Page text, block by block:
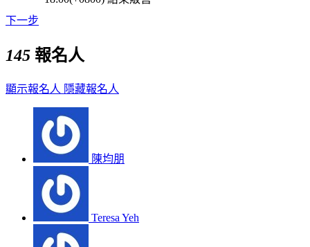
下一步
145 報名人
顯示報名人 隱藏報名人
陳均朋
Teresa Yeh